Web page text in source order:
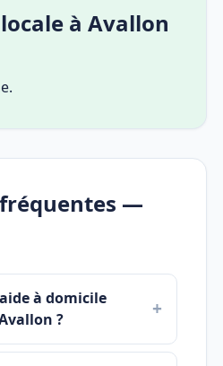
à Avallon
fréquentes —
à domicile
?